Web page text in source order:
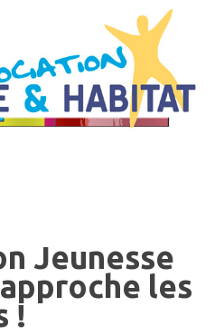
Jeunesse
les
!